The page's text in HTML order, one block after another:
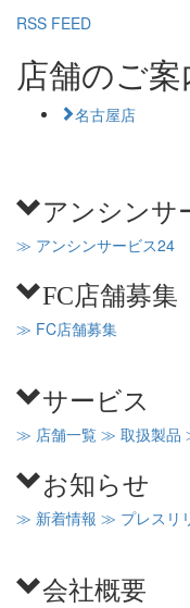
RSS FEED
店舗のご案
名古屋店
アンシンサ
≫ アンシンサービス24
FC店舗募集
≫ FC店舗募集
サービス
≫ 店舗一覧 ≫ 取扱製品
お知らせ
≫ 新着情報 ≫ プレスリ
会社概要